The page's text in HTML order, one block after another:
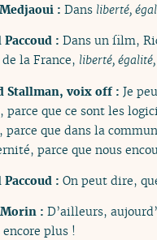
: Dans liberté,
Paccoud : Dans un film,
la France, liberté,
Stallman, voix off : Je
parce que ce sont les
parce que dans la
parce que nous
Paccoud : On peut dire,
Morin : D’ailleurs,
plus !